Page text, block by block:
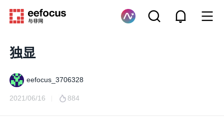
独显
eefocus_3706328
2021/06/16 884